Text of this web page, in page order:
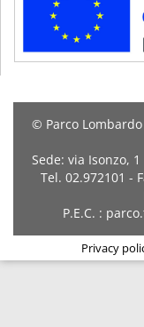
© Parco
Sede: via Isonzo,
Tel. 02.972101 -
P.E.C. :
Privacy